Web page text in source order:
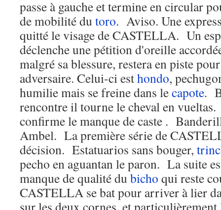
passe à gauche et termine en circular
de mobilité du toro. Aviso. Une
quitté le visage de CASTELLA. Un
déclenche une pétition d'oreille
malgré sa blessure, restera en piste
adversaire. Celui-ci esthondo,
humilie mais se freine dans lecapote.
rencontre il tourne le cheval en
confirme le manque de caste .
Ambel. La première série de
décision. Estatuarios sans bouger,
pecho en aguantan le paron. La suite
manque de qualité du bicho qui reste
CASTELLA se bat pour arriver à lier
sur les deux cornes, et